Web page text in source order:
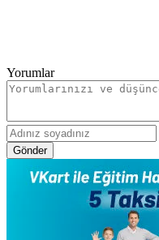
Yorumlar
Gönder